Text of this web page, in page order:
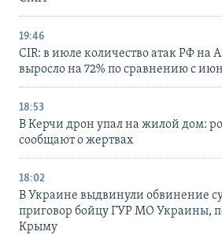
19:46
CIR: в июле количество атак РФ на
выросло на 72% по сравнению с
18:53
В Керчи дрон упал на жилой дом:
сообщают о жертвах
18:02
В Украине выдвинули обвинение
приговор бойцу ГУР МО Украины,
Крыму